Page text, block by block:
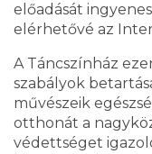
előadását
elérhetővé az
A Táncszínház
szabályok
művészeik
otthonát a
védettséget